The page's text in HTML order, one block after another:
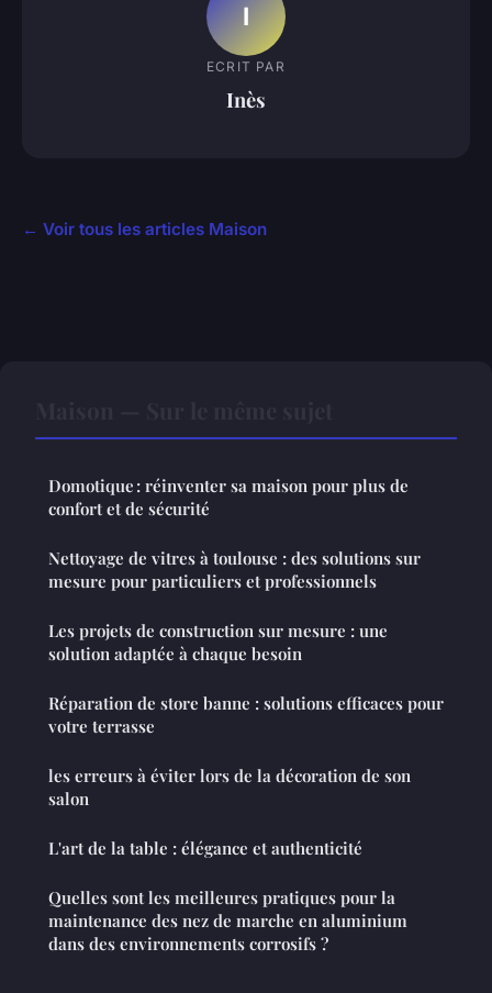
I
ECRIT PAR
Inès
← Voir tous les articles Maison
Domotique : réinventer sa maison pour plus de
confort et de sécurité
Nettoyage de vitres à toulouse : des solutions sur
mesure pour particuliers et professionnels
Les projets de construction sur mesure : une
solution adaptée à chaque besoin
Réparation de store banne : solutions efficaces pour
votre terrasse
les erreurs à éviter lors de la décoration de son
salon
L'art de la table : élégance et authenticité
Quelles sont les meilleures pratiques pour la
maintenance des nez de marche en aluminium
dans des environnements corrosifs ?